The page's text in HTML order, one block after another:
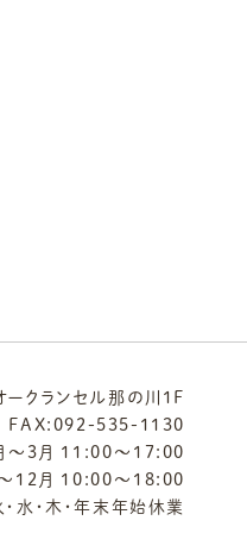
クランセル那の川1F
535-1130
～3月 11:00～17:00
12月 10:00～18:00
水・木・年末年始休業